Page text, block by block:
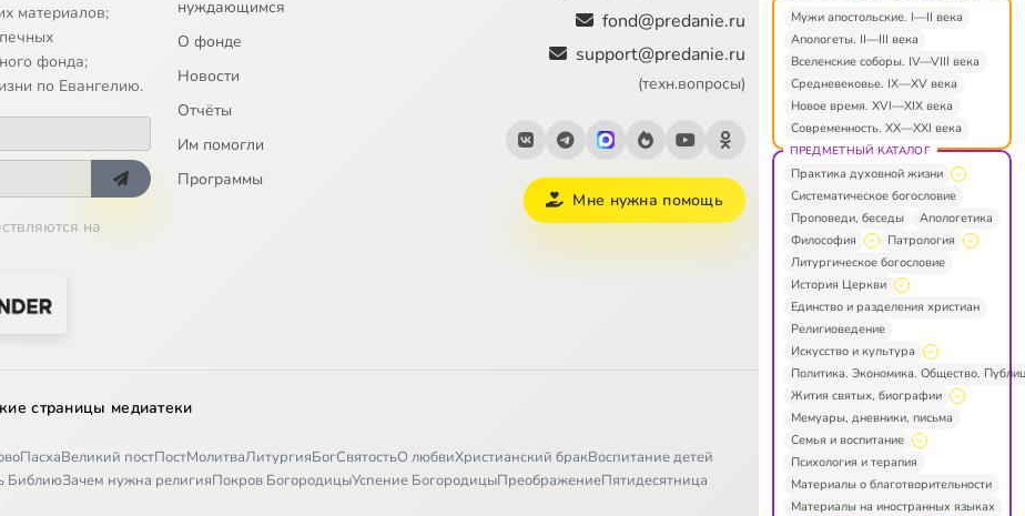
материалов;
фонда;
по Евангелию.
на
нуждающимся
О фонде
Новости
Отчёты
Им помогли
Программы
fond@predanie.ru
support@predanie.ru
(техн.вопросы)
Мне нужна помощь
страницы медиатеки
ПасхаВеликий постПостМолитваЛитургияБогСвятостьО любвиХристианский бракВоспитание детей
БиблиюЗачем нужна религияПокров БогородицыУспение БогородицыПреображениеПятидесятница
Мужи апостольские. I—II века
Апологеты. II—III века
Вселенские соборы. IV—VIII века
Средневековье. IX—XV века
Новое время. XVI—XIX века
Современность. XX—XXI века
ПРЕДМЕТНЫЙ КАТАЛОГ
Практика духовной жизни
Систематическое богословие
Проповеди, беседы
Апологетика
Философия
Патрология
Литургическое богословие
История Церкви
Единство и разделения христиан
Религиоведение
Искусство и культура
Политика. Экономика. Общество.
Жития святых, биографии
Мемуары, дневники, письма
Семья и воспитание
Психология и терапия
Материалы о благотворительности
Материалы на иностранных языках